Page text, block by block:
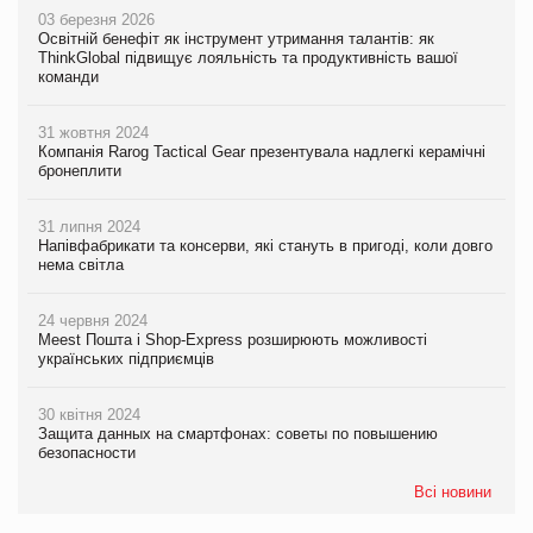
03 березня 2026
Освітній бенефіт як інструмент утримання талантів: як
ThinkGlobal підвищує лояльність та продуктивність вашої
команди
31 жовтня 2024
Компанія Rarog Tactical Gear презентувала надлегкі керамічні
бронеплити
31 липня 2024
Напівфабрикати та консерви, які стануть в пригоді, коли довго
нема світла
24 червня 2024
Meest Пошта і Shop-Express розширюють можливості
українських підприємців
30 квітня 2024
Защита данных на смартфонах: советы по повышению
безопасности
Всі новини